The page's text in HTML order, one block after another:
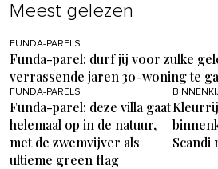
Meest gelezen
FUNDA-PARELS
Funda-parel: durf jij voor zulke
verrassende jaren 30-woning te
FUNDA-PARELS
Funda-parel: deze villa gaat
helemaal op in de natuur,
met de zwemvijver als
ultieme green flag
Scandi